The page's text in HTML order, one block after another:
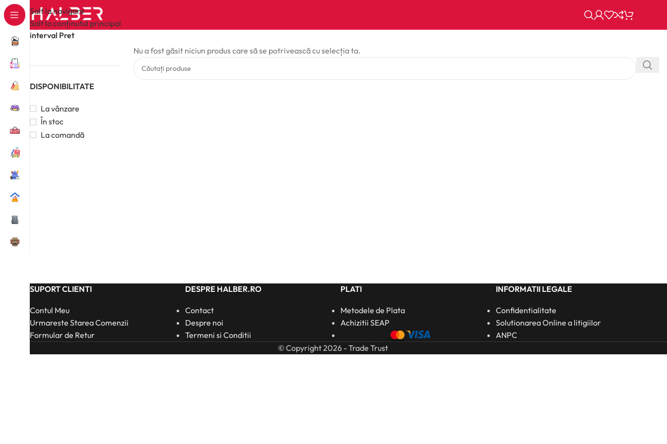
Salt la navigare
Salt la conținutul principal
interval Pret
DISPONIBILITATE
La vânzare
În stoc
La comandă
Nu a fost găsit niciun produs care să se potrivească cu selecția ta.
SUPORT CLIENTI
Contul Meu
Urmareste Starea Comenzii
Formular de Retur
DESPRE HALBER.RO
Contact
Despre noi
Termeni si Conditii
PLATI
Metodele de Plata
Achizitii SEAP
INFORMATII LEGALE
Confidentialitate
Solutionarea Online a litigiilor
ANPC
© Copyright 2026 - Trade Trust